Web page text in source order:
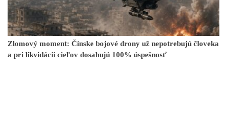
Zlomový moment: Čínske bojové drony už nepotrebujú človeka
a pri likvidácii cieľov dosahujú 100% úspešnosť